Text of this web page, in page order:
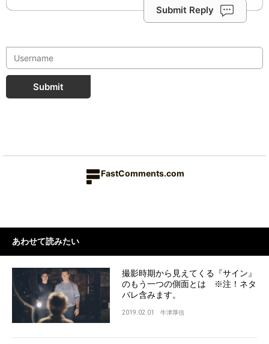
Submit Reply
Submit
FastComments.com
あわせて読みたい
撮影時期から見えてくる『サイン』
のもう一つの側面とは ※注！ネタ
バレ含みます。
2019.02.01 牛津厚信